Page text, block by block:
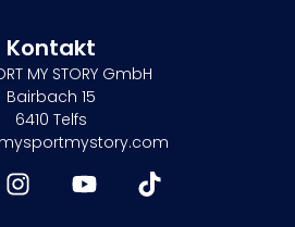
Kontakt
MY STORY GmbH
Bairbach 15
6410 Telfs